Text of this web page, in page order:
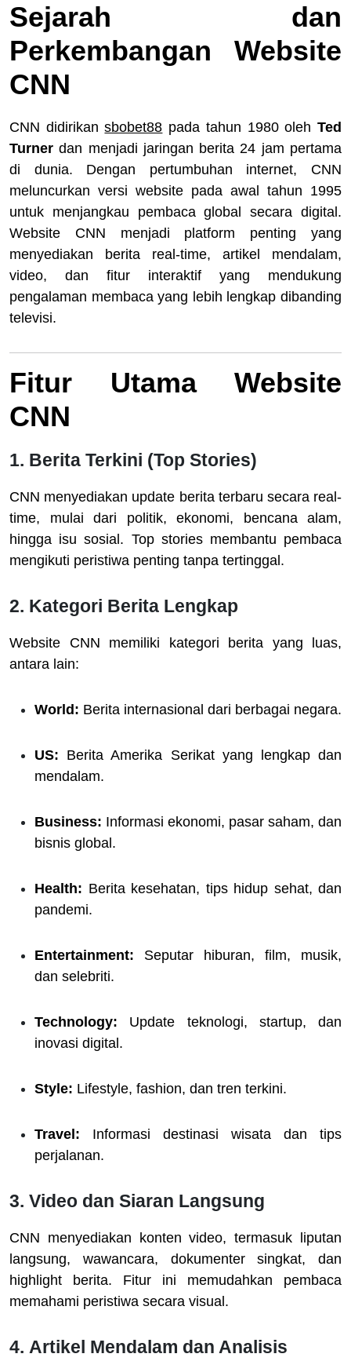
Sejarah dan
Perkembangan Website
CNN
CNN didirikansbobet88 pada tahun 1980 olehTed
Turner dan menjadi jaringan berita 24 jam pertama
di dunia. Dengan pertumbuhan internet, CNN
meluncurkan versi website pada awal tahun 1995
untuk menjangkau pembaca global secara digital.
Website CNN menjadi platform penting yang
menyediakan berita real-time, artikel mendalam,
video, dan fitur interaktif yang mendukung
pengalaman membaca yang lebih lengkap dibanding
televisi.
Fitur Utama Website
CNN
1. Berita Terkini (Top Stories)
CNN menyediakan update berita terbaru secara real-
time, mulai dari politik, ekonomi, bencana alam,
hingga isu sosial. Top stories membantu pembaca
mengikuti peristiwa penting tanpa tertinggal.
2. Kategori Berita Lengkap
Website CNN memiliki kategori berita yang luas,
antara lain:
World: Berita internasional dari berbagai negara.
US: Berita Amerika Serikat yang lengkap dan
mendalam.
Business: Informasi ekonomi, pasar saham, dan
bisnis global.
Health: Berita kesehatan, tips hidup sehat, dan
pandemi.
Entertainment: Seputar hiburan, film, musik,
dan selebriti.
Technology: Update teknologi, startup, dan
inovasi digital.
Style: Lifestyle, fashion, dan tren terkini.
Travel: Informasi destinasi wisata dan tips
perjalanan.
3. Video dan Siaran Langsung
CNN menyediakan konten video, termasuk liputan
langsung, wawancara, dokumenter singkat, dan
highlight berita. Fitur ini memudahkan pembaca
memahami peristiwa secara visual.
4. Artikel Mendalam dan Analisis